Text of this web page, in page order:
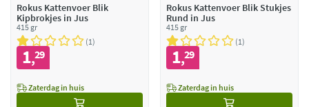
Rokus Kattenvoer Blik
Kipbrokjes in Jus
415 gr
1
1,29
Zaterdag in huis
Rokus Kattenvoer Blik Stukjes
Rund in Jus
415 gr
1
1,29
Zaterdag in huis